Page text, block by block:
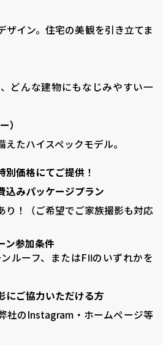
齋藤商店-
イン。住宅の美観を引き立てま
どんな建物にもなじみやすい一
）
たハイスペックモデル。
別価格にてご提供 ！
込みパッケージプラン
り！（ご希望でご家族撮影も対応
ン参加条件
ルーフ、またはFⅡのいずれかを
にご協力いただける方
社のInstagram・ホームページ等